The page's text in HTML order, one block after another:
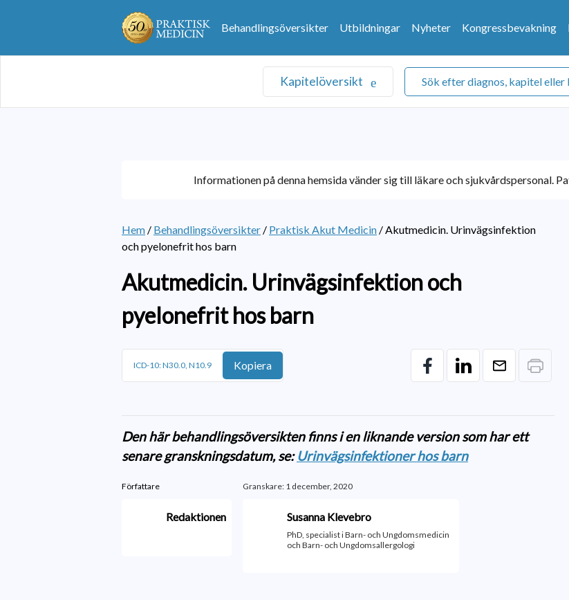
Behandlingsöversikter Utbildningar Nyheter Kongressbevakning
Kapitelöversikt
Informationen på denna hemsida vänder sig till läkare och sjukvårdspersonal.
Hem / Behandlingsöversikter / Praktisk Akut Medicin /Akutmedicin. Urinvägsinfektion
och pyelonefrit hos barn
Akutmedicin. Urinvägsinfektion och
pyelonefrit hos barn
ICD-10: N30.0, N10.9 Kopiera
Den här behandlingsöversikten finns i en liknande version som har ett
senare granskningsdatum, se:Urinvägsinfektioner hos barn
Författare
Redaktionen
Granskare: 1 december, 2020
Susanna Klevebro
PhD, specialist i Barn- och Ungdomsmedicin
och Barn- och Ungdomsallergologi